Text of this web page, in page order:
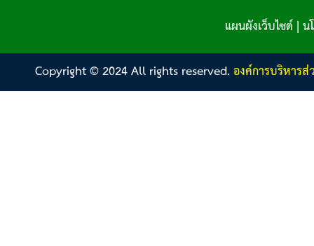
แผนผังเว็บไซต์|น
Copyright © 2024 All rights reserved.องค์การบริหาร